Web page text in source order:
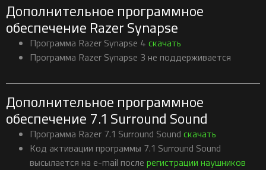
Дополнительное программное
обеспечение Razer Synapse
Программа Razer Synapse 4 скачать
Программа Razer Synapse 3 не поддерживается
Дополнительное программное
обеспечение 7.1 Surround Sound
Программа Razer 7.1 Surround Sound скачать
Код активации программы 7.1 Surround Sound
высылается на e-mail после регистрации наушников